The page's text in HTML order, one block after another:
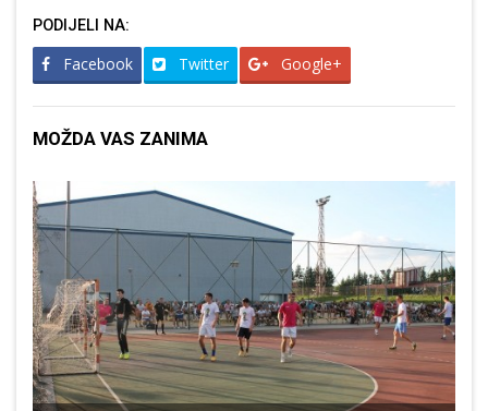
PODIJELI NA:
Facebook Twitter Google+
MOŽDA VAS ZANIMA